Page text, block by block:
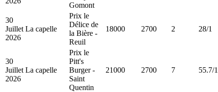
Gomont
30
Juillet
2026
La capelle
Prix le
Délice de
la Bière -
Reuil
18000 2700 2 28/1
30
Juillet
2026
La capelle
Prix le
Pitt's
Burger -
Saint
Quentin
21000 2700 7 55.7/1